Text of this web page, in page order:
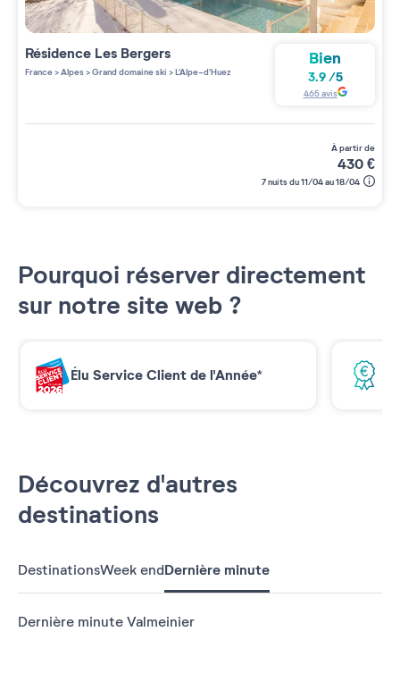
Résidence Les Bergers
France>Alpes>Grand domaine ski >L'Alpe-d'Huez
Bien
3.9/5
465avis
à partir de
430€
7 nuits du 11/04 au 18/04
Pourquoi réserver directement
sur notre site web ?
Élu Service Client de l'Année*
Découvrez d'autres
destinations
DestinationsWeek endDernière minute
Dernière minute Valmeinier